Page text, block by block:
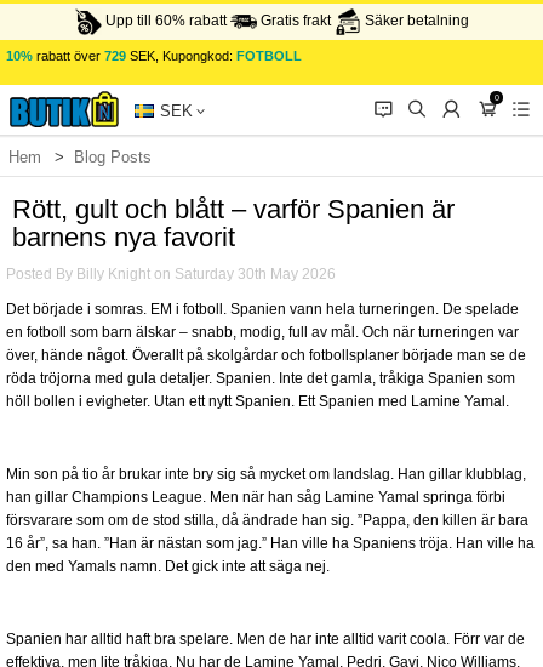
Upp till 60% rabatt Gratis frakt Säker betalning
10% rabatt över 729 SEK, Kupongkod: FOTBOLL
SEK 󰂱 󰂨 󰃳
0
󰃦 󰃖
Hem
Blog Posts
Rött, gult och blått – varför Spanien är
barnens nya favorit
Posted By Billy Knight on Saturday 30th May 2026
Det började i somras. EM i fotboll. Spanien vann hela turneringen. De spelade
en fotboll som barn älskar – snabb, modig, full av mål. Och när turneringen var
över, hände något. Överallt på skolgårdar och fotbollsplaner började man se de
röda tröjorna med gula detaljer. Spanien. Inte det gamla, tråkiga Spanien som
höll bollen i evigheter. Utan ett nytt Spanien. Ett Spanien med Lamine Yamal.
Min son på tio år brukar inte bry sig så mycket om landslag. Han gillar klubblag,
han gillar Champions League. Men när han såg Lamine Yamal springa förbi
försvarare som om de stod stilla, då ändrade han sig. ”Pappa, den killen är bara
16 år”, sa han. ”Han är nästan som jag.” Han ville ha Spaniens tröja. Han ville ha
den med Yamals namn. Det gick inte att säga nej.
Spanien har alltid haft bra spelare. Men de har inte alltid varit coola. Förr var de
effektiva, men lite tråkiga. Nu har de Lamine Yamal, Pedri, Gavi, Nico Williams.